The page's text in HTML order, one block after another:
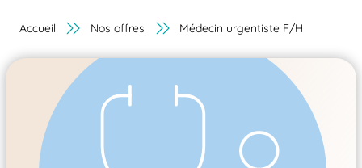
Accueil Nos offres Médecin urgentiste F/H